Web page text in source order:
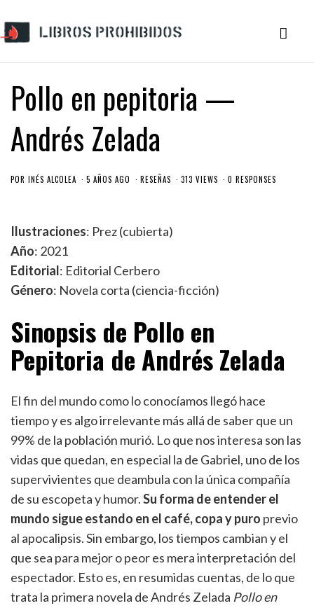
Pollo en pepitoria —
Andrés Zelada
POR INÉS ALCOLEA 5 AÑOS AGO RESEÑAS 313 VIEWS 0 RESPONSES
Ilustraciones: Prez (cubierta)
Año: 2021
Editorial: Editorial Cerbero
Género: Novela corta (ciencia-ficción)
Sinopsis de Pollo en
Pepitoria de Andrés Zelada
El fin del mundo como lo conocíamos llegó hace
tiempo y es algo irrelevante más allá de saber que un
99% de la población murió. Lo que nos interesa son las
vidas que quedan, en especial la de Gabriel, uno de los
supervivientes que deambula con la única compañía
de su escopeta y humor.Su forma de entender el
mundo sigue estando en el café, copa y puro previo
al apocalipsis. Sin embargo, los tiempos cambian y el
que sea para mejor o peor es mera interpretación del
espectador. Esto es, en resumidas cuentas, de lo que
trata la primera novela de Andrés Zelada Pollo en